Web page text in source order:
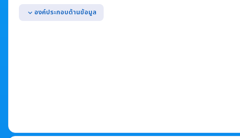
expand_more องค์ประกอบด้านข้อมูล